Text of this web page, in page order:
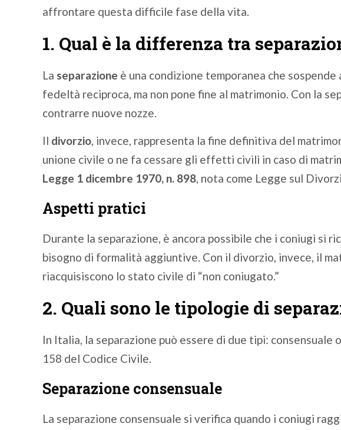
affrontare questa difficile fase della vita.
1. Qual è la differenza tra
La separazione è una condizione temporanea che
fedeltà reciproca, ma non pone fine al matrimonio. Con la
contrarre nuove nozze.
Il divorzio, invece, rappresenta la fine definitiva del
unione civile o ne fa cessare gli effetti civili in caso di
Legge 1 dicembre 1970, n. 898, nota come Legge sul
Aspetti pratici
Durante la separazione, è ancora possibile che i coniugi si
bisogno di formalità aggiuntive. Con il divorzio, invece, il
riacquisiscono lo stato civile di “non coniugato.”
2. Quali sono le tipologie di
In Italia, la separazione può essere di due tipi:
158 del Codice Civile.
Separazione consensuale
La separazione consensuale si verifica quando i coniugi